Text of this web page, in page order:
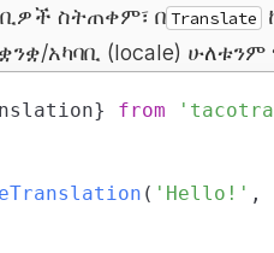
ስትጠቀም፣ በ Translate
አካባቢ (locale)
} from
( 'Hello!' ,